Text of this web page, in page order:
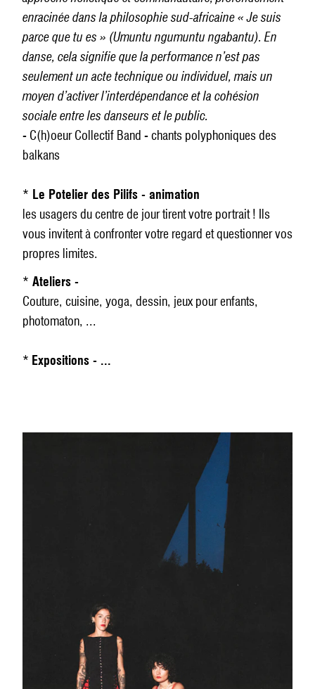
enracinée dans la philosophie sud-africaine « Je suis
parce que tu es » (Umuntu ngumuntu ngabantu). En
danse, cela signifie que la performance n’est pas
seulement un acte technique ou individuel, mais un
moyen d’activer l’interdépendance et la cohésion
sociale entre les danseurs et le public.
- C(h)oeur Collectif Band - chants polyphoniques des
balkans
* Le Potelier des Pilifs - animation
les usagers du centre de jour tirent votre portrait ! Ils
vous invitent à confronter votre regard et questionner vos
propres limites.
* Ateliers -
Couture, cuisine, yoga, dessin, jeux pour enfants,
photomaton, ...
* Expositions - ...